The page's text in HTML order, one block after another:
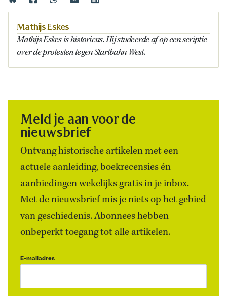
Mathijs Eskes
Mathijs Eskes is historicus. Hij studeerde af op een scriptie
over de protesten tegen Startbahn West.
Meld je aan voor de
nieuwsbrief
Ontvang historische artikelen met een
actuele aanleiding, boekrecensies én
aanbiedingen wekelijks gratis in je inbox.
Met de nieuwsbrief mis je niets op het gebied
van geschiedenis. Abonnees hebben
onbeperkt toegang tot alle artikelen.
E-mailadres